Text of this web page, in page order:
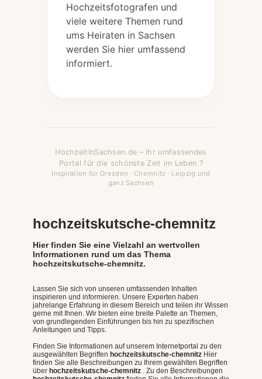
Hochzeitsfotografen und
viele weitere Themen rund
ums Heiraten in Sachsen
werden Sie hier umfassend
informiert.
HochzeitInSachsen.de – Ihr umfassendes
Portal für die schönste Zeit im Leben ?
Inspiration für Dresden · Chemnitz · Leipzig und
ganz Sachsen
hochzeitskutsche-chemnitz
Hier finden Sie eine Vielzahl an wertvollen
Informationen rund um das Thema
hochzeitskutsche-chemnitz.
Lassen Sie sich von unseren umfassenden Inhalten
inspirieren und informieren. Unsere Experten haben
jahrelange Erfahrung in diesem Bereich und teilen ihr Wissen
gerne mit Ihnen. Wir bieten eine breite Palette an Themen,
von grundlegenden Einführungen bis hin zu spezifischen
Anleitungen und Tipps.
Finden Sie Informationen auf unserem Internetportal zu den
ausgewählten Begriffen hochzeitskutsche-chemnitz Hier
finden Sie alle Beschreibungen zu Ihrem gewählten Begriffen
über hochzeitskutsche-chemnitz
. Zu den Beschreibungen